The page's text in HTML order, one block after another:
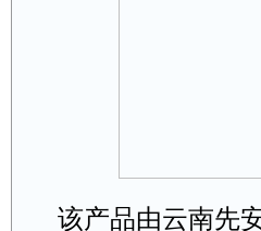
该产品由云南先